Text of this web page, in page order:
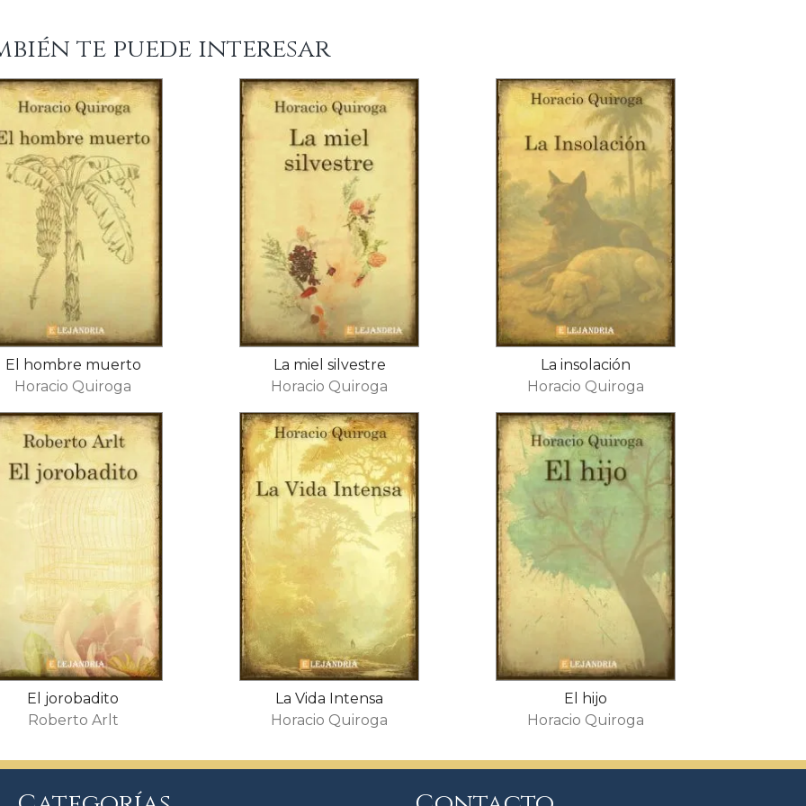
te puede interesar
El hombre muerto
Horacio Quiroga
La miel silvestre
Horacio Quiroga
La insolación
Horacio Quiroga
El jorobadito
Roberto Arlt
La Vida Intensa
Horacio Quiroga
El hijo
Horacio Quiroga